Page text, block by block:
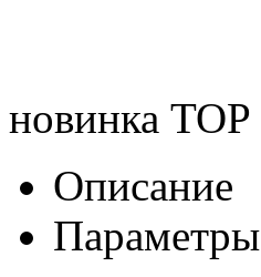
новинка TOP
Описание
Параметры